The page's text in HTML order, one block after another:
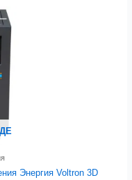
Энергия Voltron 3D